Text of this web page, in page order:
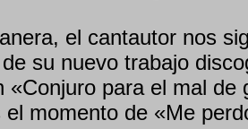
el cantautor nos
su nuevo trabajo
«Conjuro para el mal de
el momento de «Me